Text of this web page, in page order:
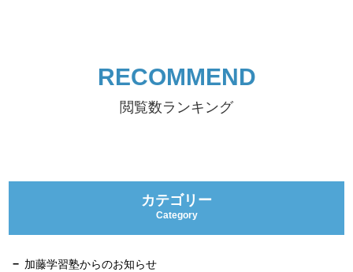
RECOMMEND
閲覧数ランキング
カテゴリー
Category
加藤学習塾からのお知らせ